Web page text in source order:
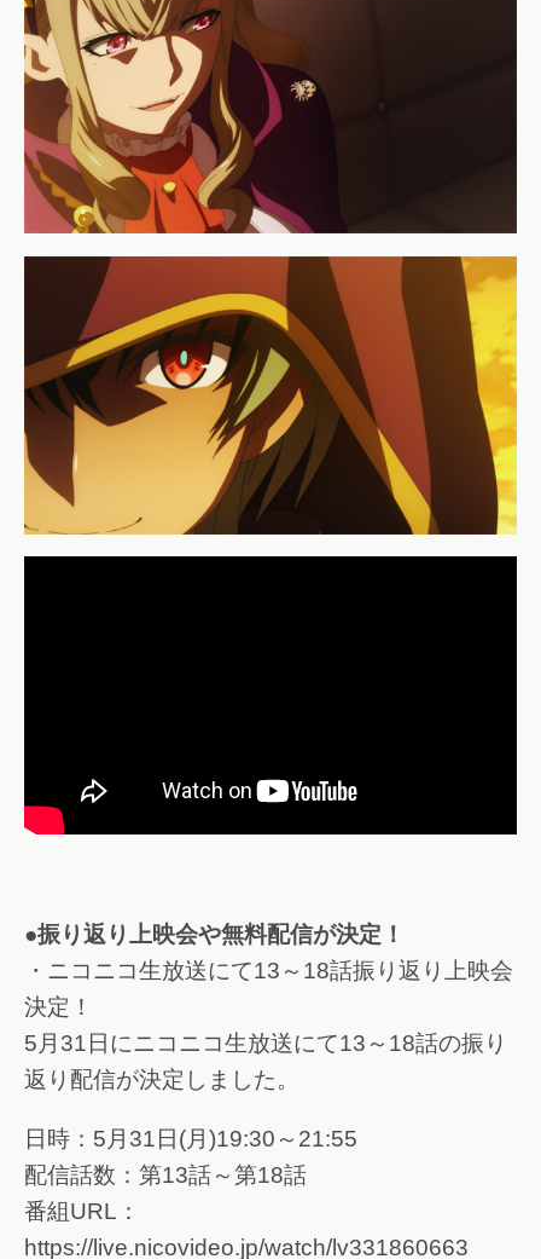
●振り返り上映会や無料配信が決定！
・ニコニコ生放送にて13～18話振り返り上映会
決定！
5月31日にニコニコ生放送にて13～18話の振り
返り配信が決定しました。
日時：5月31日(月)19:30～21:55
配信話数：第13話～第18話
番組URL：
https://live.nicovideo.jp/watch/lv331860663